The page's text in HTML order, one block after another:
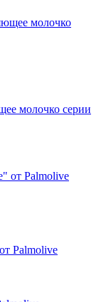
молочко серии
Palmolive